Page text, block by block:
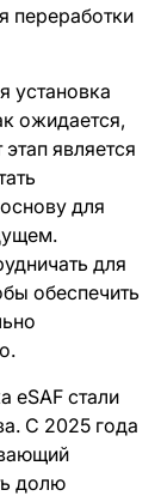
переработки
установка
ожидается,
является
для
для
обеспечить
eSAF стали
С 2025 года
долю